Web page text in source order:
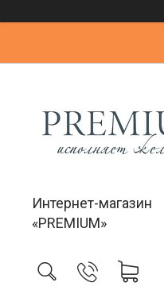
Интернет-магазин
«PREMIUM»